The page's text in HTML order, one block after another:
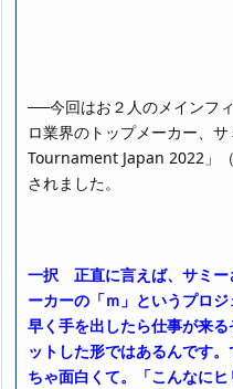
──今回はお２人のメインフ
ロ業界のトップメーカー、
Tournament Japan 2022」
されました。
一択 正直に言えば、サミー
ーカーの「ｍ」というプロ
早く手を出したら仕事が来
ットした形ではあるんです
ちゃ面白くて。「こんなに